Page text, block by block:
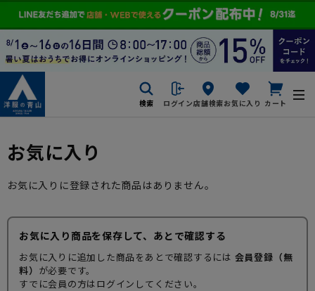
検索 ログイン店舗検索お気に入り カート
お気に入り
お気に入りに登録された商品はありません。
お気に入り商品を保存して、あとで確認する
お気に入りに追加した商品をあとで確認するには 会員登録（無
料） が必要です。
すでに会員の方はログインしてください。